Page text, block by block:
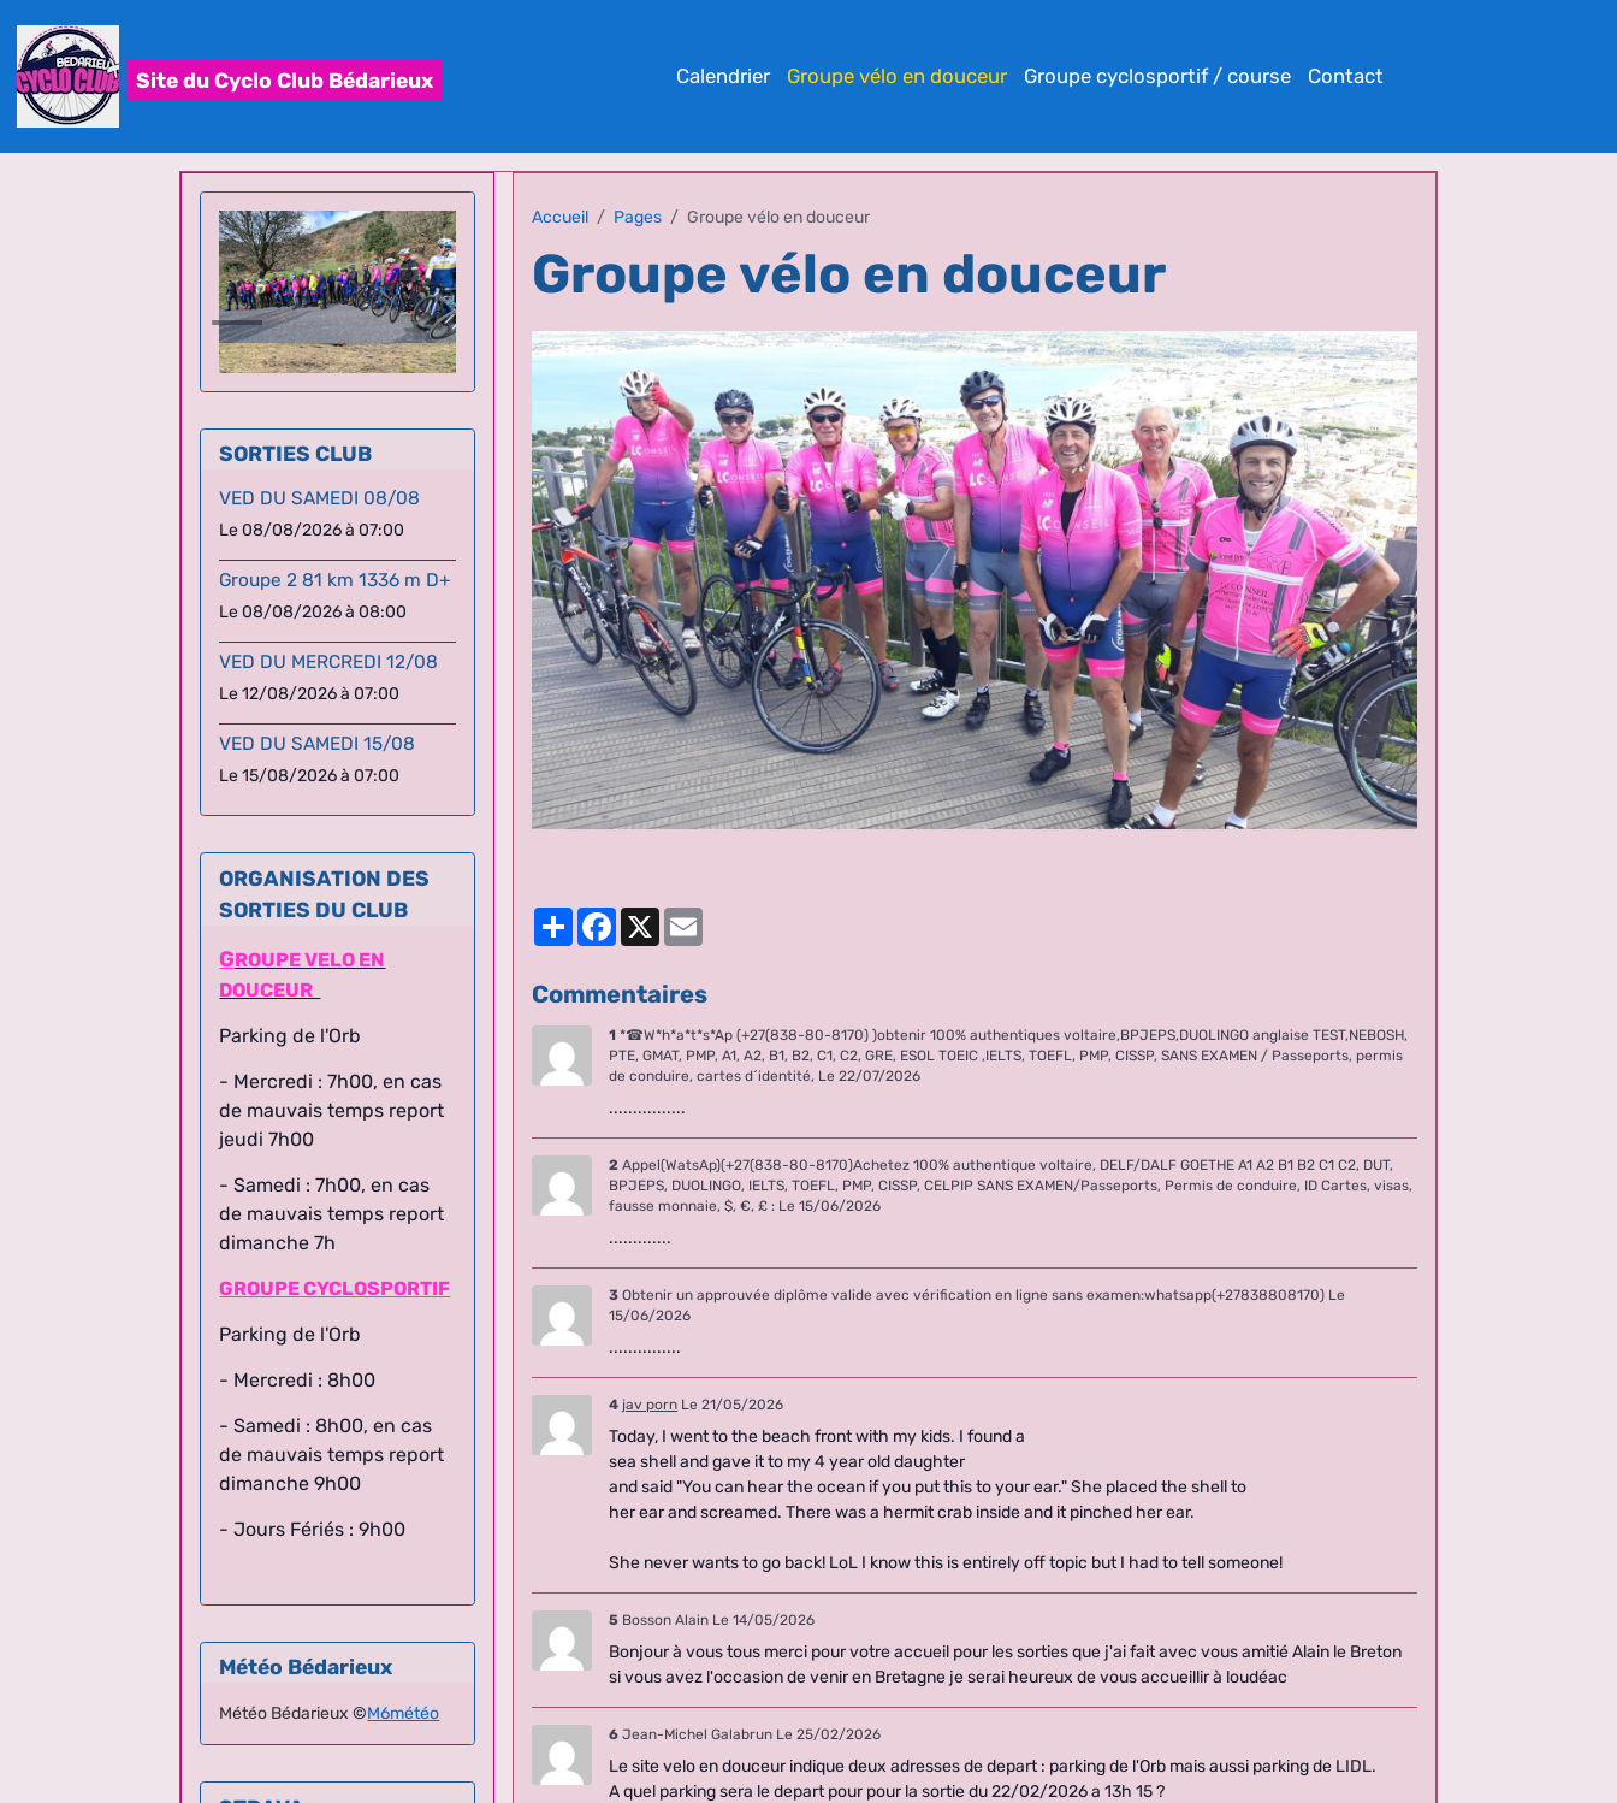
Site du Cyclo Club Bédarieux Calendrier Groupe vélo en douceur Groupe cyclosportif / course Contact
Accueil Pages Groupe vélo en douceur
Groupe vélo en douceur
PartagerFacebook
X
Commentaires
1 *☎W*h*a*t*s*Ap (+27(838-80-8170) )obtenir 100% authentiques voltaire,BPJEPS,DUOLINGO anglaise TEST,NEBOSH,
PTE, GMAT, PMP, A1, A2, B1, B2, C1, C2, GRE, ESOL TOEIC ,IELTS, TOEFL, PMP, CISSP, SANS EXAMEN / Passeports, permis
de conduire, cartes d´identité, Le 22/07/2026
................
2 Appel(WatsAp)(+27(838-80-8170)Achetez 100% authentique voltaire, DELF/DALF GOETHE A1 A2 B1 B2 C1 C2, DUT,
BPJEPS, DUOLINGO, IELTS, TOEFL, PMP, CISSP, CELPIP SANS EXAMEN/Passeports, Permis de conduire, ID Cartes, visas,
fausse monnaie, $, €, £ : Le 15/06/2026
.............
3 Obtenir un approuvée diplôme valide avec vérification en ligne sans examen:whatsapp(+27838808170) Le
15/06/2026
...............
4 jav porn Le 21/05/2026
Today, I went to the beach front with my kids. I found a
sea shell and gave it to my 4 year old daughter
and said "You can hear the ocean if you put this to your ear." She placed the shell to
her ear and screamed. There was a hermit crab inside and it pinched her ear.
She never wants to go back! LoL I know this is entirely off topic but I had to tell someone!
5 Bosson Alain Le 14/05/2026
Bonjour à vous tous merci pour votre accueil pour les sorties que j'ai fait avec vous amitié Alain le Breton
si vous avez l'occasion de venir en Bretagne je serai heureux de vous accueillir à loudéac
6 Jean-Michel Galabrun Le 25/02/2026
Le site velo en douceur indique deux adresses de depart : parking de l'Orb mais aussi parking de LIDL.
A quel parking sera le depart pour pour la sortie du 22/02/2026 a 13h 15 ?
SORTIES CLUB
VED DU SAMEDI 08/08
Le 08/08/2026à 07:00
Le 08/08/2026à 08:00
Le 12/08/2026 à 07:00
Le 15/08/2026 à 07:00
ORGANISATION DES
SORTIES DU CLUB
DOUCEUR
Parking de l'Orb
- Mercredi : 7h00, en cas
de mauvais temps report
jeudi 7h00
- Samedi : 7h00, en cas
de mauvais temps report
dimanche 7h
Parking de l'Orb
- Mercredi : 8h00
de mauvais temps report
dimanche 9h00
Météo Bédarieux
STRAVA